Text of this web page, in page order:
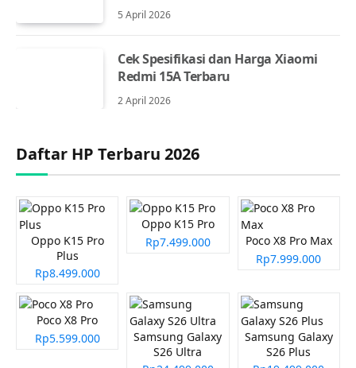
5 April 2026
Cek Spesifikasi dan Harga Xiaomi
Redmi 15A Terbaru
2 April 2026
Daftar HP Terbaru 2026
Oppo K15 Pro
Plus
Rp8.499.000
Oppo K15 Pro
Rp7.499.000
Poco X8 Pro Max
Rp7.999.000
Poco X8 Pro
Rp5.599.000
Samsung Galaxy
S26 Ultra
Samsung Galaxy
S26 Plus